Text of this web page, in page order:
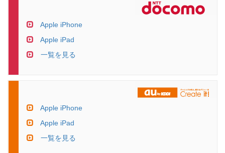
Apple iPhone
Apple iPad
一覧を見る
Apple iPhone
Apple iPad
一覧を見る